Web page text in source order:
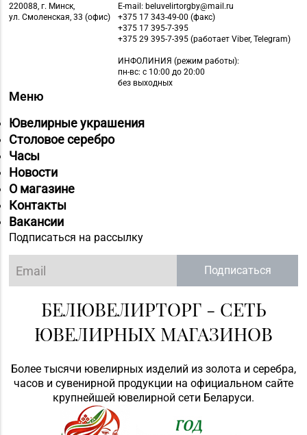
220088, г. Минск,
ул. Смоленская, 33 (офис)
E-mail: beluvelirtorgby@mail.ru
+375 17 343-49-00 (факс)
+375 17 395-7-395
+375 29 395-7-395 (работает Viber, Telegram)
ИНФОЛИНИЯ (режим работы):
пн-вс: с 10:00 до 20:00
без выходных
Меню
Ювелирные украшения
Столовое серебро
Часы
Новости
О магазине
Контакты
Вакансии
Подписаться на рассылку
Подписаться
БЕЛЮВЕЛИРТОРГ - СЕТЬ
ЮВЕЛИРНЫХ МАГАЗИНОВ
Более тысячи ювелирных изделий из золота и серебра,
часов и сувенирной продукции на официальном сайте
крупнейшей ювелирной сети Беларуси.